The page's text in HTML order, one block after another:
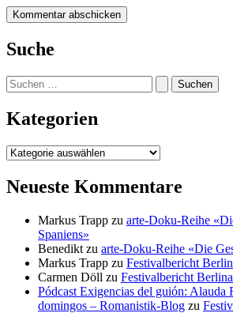
Suche
Suchen
nach:
Kategorien
Kategorien
Neueste Kommentare
Markus Trapp zu arte-Doku-Reihe
Spaniens»
Benedikt zu arte-Doku-Reihe «Die
Markus Trapp zu Festivalbericht
Carmen Döll zu Festivalbericht
Pódcast Exigencias del guión: Alauda
domingos – Romanistik-Blog zu